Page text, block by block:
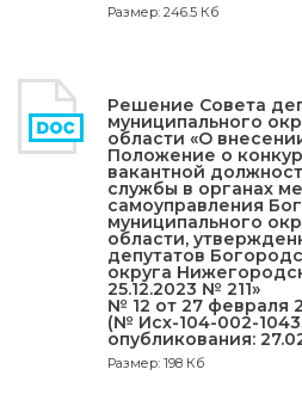
Размер: 246.5 Кб
Решение Совета
муниципального
области «О
Положение о
вакантной
службы в органах
самоуправления
муниципального
области,
депутатов
округа
25.12.2023 № 211»
№ 12 от 27 февраля
(№ Исх-104-002-
опубликования:
Размер: 198 Кб